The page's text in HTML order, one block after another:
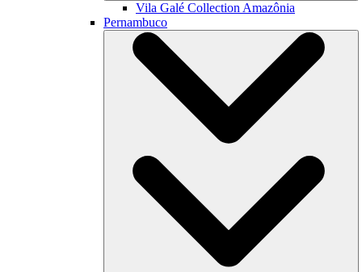
Vila Galé Collection Amazônia
Pernambuco